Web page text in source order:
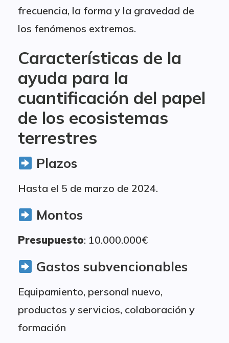
frecuencia, la forma y la gravedad de
los fenómenos extremos.
Características de la
ayuda para la
cuantificación del papel
de los ecosistemas
terrestres
Plazos
Hasta el 5 de marzo de 2024.
Montos
Presupuesto: 10.000.000€
Gastos subvencionables
Equipamiento, personal nuevo,
productos y servicios, colaboración y
formación